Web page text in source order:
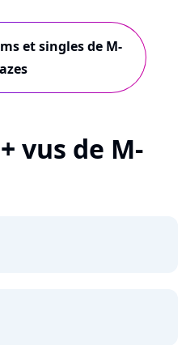
et singles de M-
vus de M-